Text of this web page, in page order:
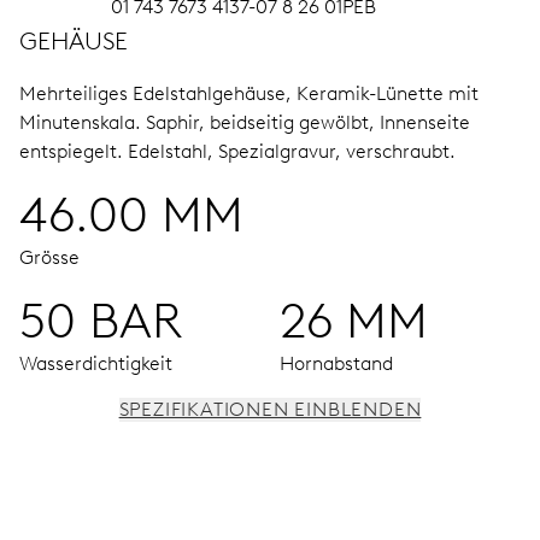
01 743 7673 4137-07 8 26 01PEB
GEHÄUSE
Mehrteiliges Edelstahlgehäuse, Keramik-Lünette mit
Minutenskala. Saphir, beidseitig gewölbt, Innenseite
entspiegelt. Edelstahl, Spezialgravur, verschraubt.
46.00 MM
Grösse
50 BAR
Wasserdichtigkeit
26 MM
Hornabstand
SPEZIFIKATIONEN EINBLENDEN